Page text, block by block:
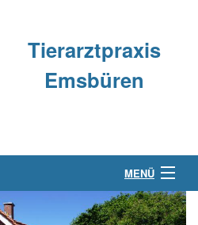
Tierarztpraxis
Emsbüren
MENÜ
Über uns